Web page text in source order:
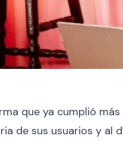
que ya cumplió
de sus usuarios y al